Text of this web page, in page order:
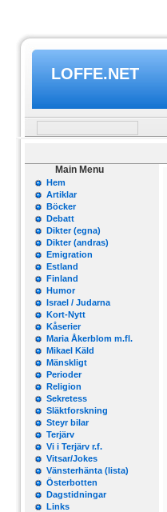
LOFFE.NET
Main Menu
Hem
Artiklar
Böcker
Debatt
Dikter (egna)
Dikter (andras)
Emigration
Estland
Finland
Humor
Israel / Judarna
Kort-Nytt
Kåserier
Maria Åkerblom m.fl.
Mikael Käld
Mänskligt
Perioder
Religion
Sekretess
Släktforskning
Steyr bilar
Terjärv
Vi i Terjärv r.f.
Vitsar/Jokes
Vänsterhänta (lista)
Österbotten
Dagstidningar
Links